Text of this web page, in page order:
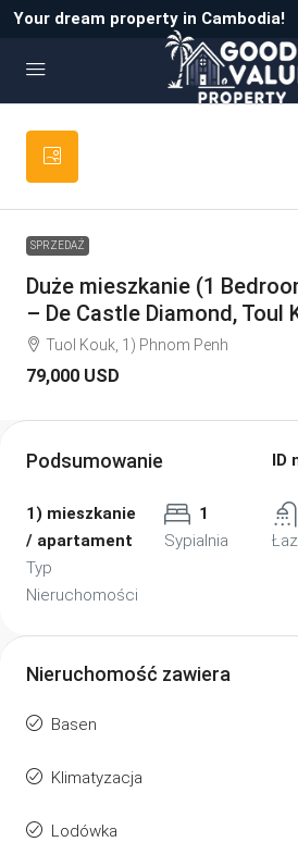
Your dream property in Cambodia!
SPRZEDAŻ
Duże mieszkanie (1
– De Castle Diamond, Toul
Tuol Kouk, 1) Phnom Penh
79,000 USD
Podsumowanie ID
1) mieszkanie
/ apartament
Typ
Nieruchomości
1
Sypialnia
Nieruchomość zawiera
Basen
Klimatyzacja
Lodówka